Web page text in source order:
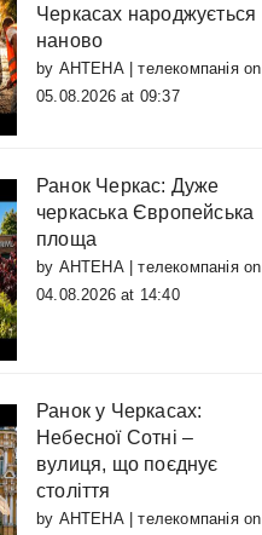
Черкасах народжується
наново
by АНТЕНА | телекомпаніяon
05.08.2026 at 09:37
Ранок Черкас: Дуже
черкаська Європейська
площа
by АНТЕНА | телекомпаніяon
04.08.2026 at 14:40
Ранок у Черкасах:
Небесної Сотні –
вулиця, що поєднує
століття
by АНТЕНА | телекомпаніяon